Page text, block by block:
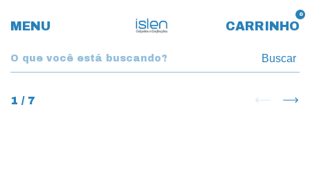
MENU CARRINHO
0
Buscar
1 / 7